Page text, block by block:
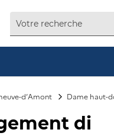
d’Amont Dame haut-
di